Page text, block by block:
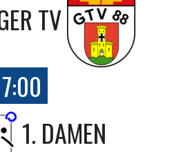
TV
1. DAMEN